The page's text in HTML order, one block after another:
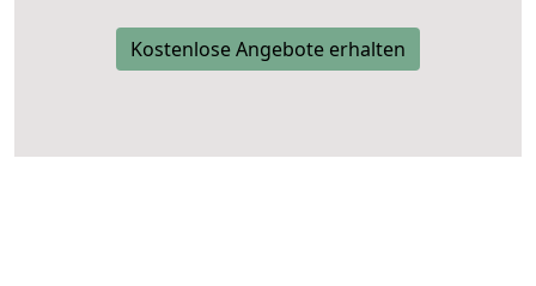
Kostenlose Angebote erhalten